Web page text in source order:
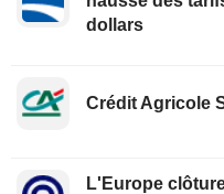
dollars
Crédit Agricole
L'Europe